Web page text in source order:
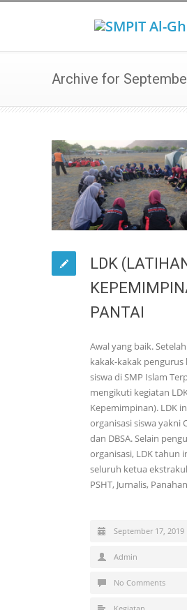
Archive for
LDK
PANTAI
Awal yang baik.
kakak-kakak pengurus
siswa di SMP Islam
mengikuti kegiatan
Kepemimpinan). LDK
organisasi siswa yakni
dan DBSA. Selain
organisasi, LDK tahun
seluruh ketua
PSHT, Jurnalis,
September 17, 2019
Admin
No Comments